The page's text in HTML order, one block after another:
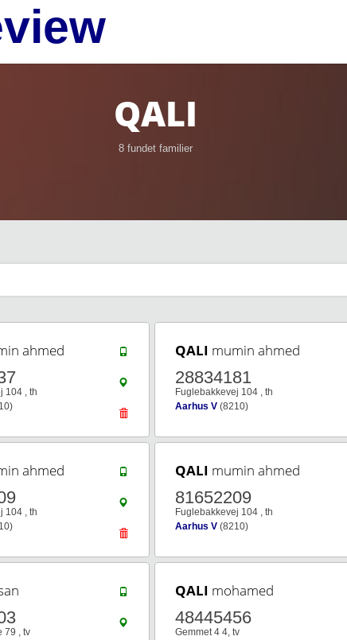
QALI
8 fundet familier
ahmed
104 , th
QALI mumin ahmed
28834181
Fuglebakkevej 104 , th
Aarhus V (8210)
ahmed
104 , th
QALI mumin ahmed
81652209
Fuglebakkevej 104 , th
Aarhus V (8210)
79 , tv
QALI mohamed
48445456
Gemmet 4 4, tv